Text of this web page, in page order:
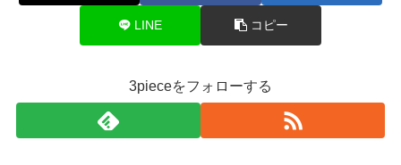
LINE コピー
3pieceをフォローする